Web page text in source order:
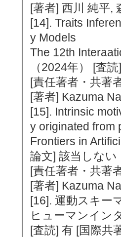
[著者] 西川 純平,
[14]. Traits
y Models
The 12th
（2024年） [査
[責任著者・共著
[著者] Kazuma
[15]. Intrinsic
y originated from
Frontiers in
論文] 該当しない
[責任著者・共著
[著者] Kazuma
[16]. 運動スキー
ヒューマンイン
[査読] 有 [国際共